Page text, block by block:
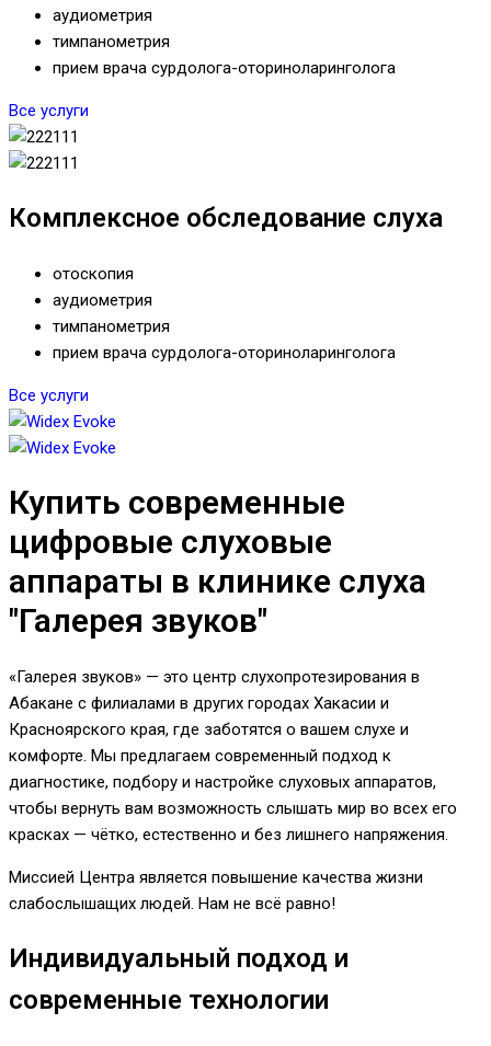
аудиометрия
тимпанометрия
прием врача сурдолога-оториноларинголога
Все услуги
Комплексное обследование слуха
отоскопия
аудиометрия
тимпанометрия
прием врача сурдолога-оториноларинголога
Все услуги
Купить современные
цифровые слуховые
аппараты в клинике слуха
"Галерея звуков"
«Галерея звуков» — это центр слухопротезирования в
Абакане с филиалами в других городах Хакасии и
Красноярского края, где заботятся о вашем слухе и
комфорте. Мы предлагаем современный подход к
диагностике, подбору и настройке слуховых аппаратов,
чтобы вернуть вам возможность слышать мир во всех его
красках — чётко, естественно и без лишнего напряжения.
Миссией Центра является повышение качества жизни
слабослышащих людей. Нам не всё равно!
Индивидуальный подход и
современные технологии